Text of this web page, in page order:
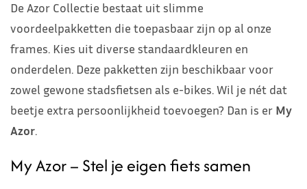
De Azor Collectie bestaat uit slimme
voordeelpakketten die toepasbaar zijn op al onze
frames. Kies uit diverse standaardkleuren en
onderdelen. Deze pakketten zijn beschikbaar voor
zowel gewone stadsfietsen als e-bikes. Wil je nét dat
beetje extra persoonlijkheid toevoegen? Dan is er My
Azor.
My Azor – Stel je eigen fiets samen